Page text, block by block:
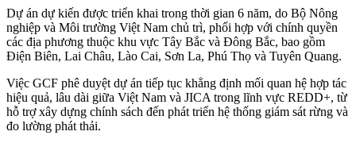
Dự án dự kiến được triển khai trong thời gian 6 năm, do Bộ Nông
nghiệp và Môi trường Việt Nam chủ trì, phối hợp với chính quyền
các địa phương thuộc khu vực Tây Bắc và Đông Bắc, bao gồm
Điện Biên, Lai Châu, Lào Cai, Sơn La, Phú Thọ và Tuyên Quang.
Việc GCF phê duyệt dự án tiếp tục khẳng định mối quan hệ hợp tác
hiệu quả, lâu dài giữa Việt Nam và JICA trong lĩnh vực REDD+, từ
hỗ trợ xây dựng chính sách đến phát triển hệ thống giám sát rừng và
đo lường phát thải.